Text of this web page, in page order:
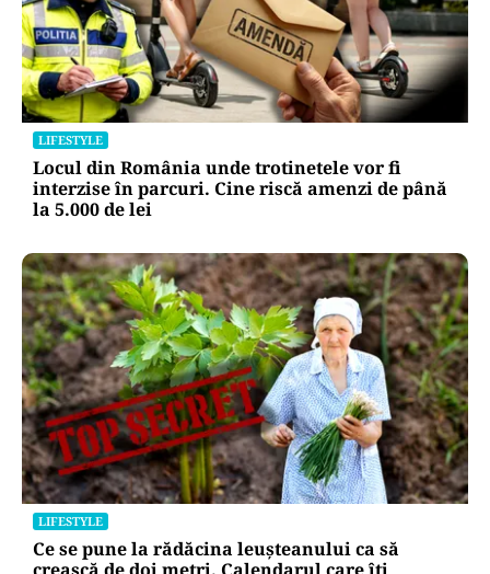
LIFESTYLE
Locul din România unde trotinetele vor fi
interzise în parcuri. Cine riscă amenzi de până
la 5.000 de lei
LIFESTYLE
Ce se pune la rădăcina leușteanului ca să